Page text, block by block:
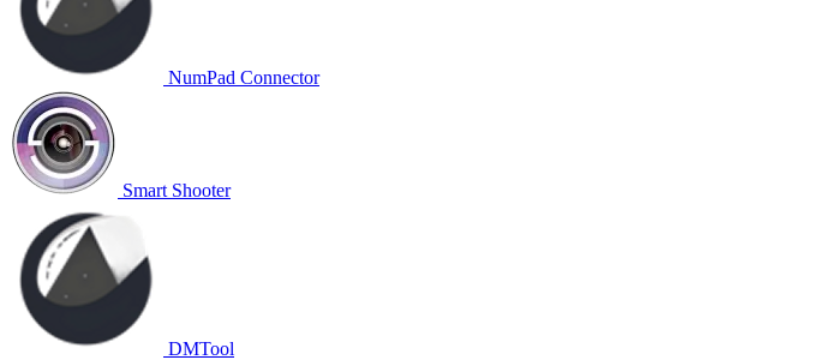
NumPad Connector
Smart Shooter
DMTool